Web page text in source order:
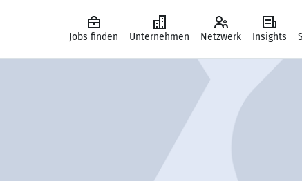
Jobs finden Unternehmen Netzwerk Insights